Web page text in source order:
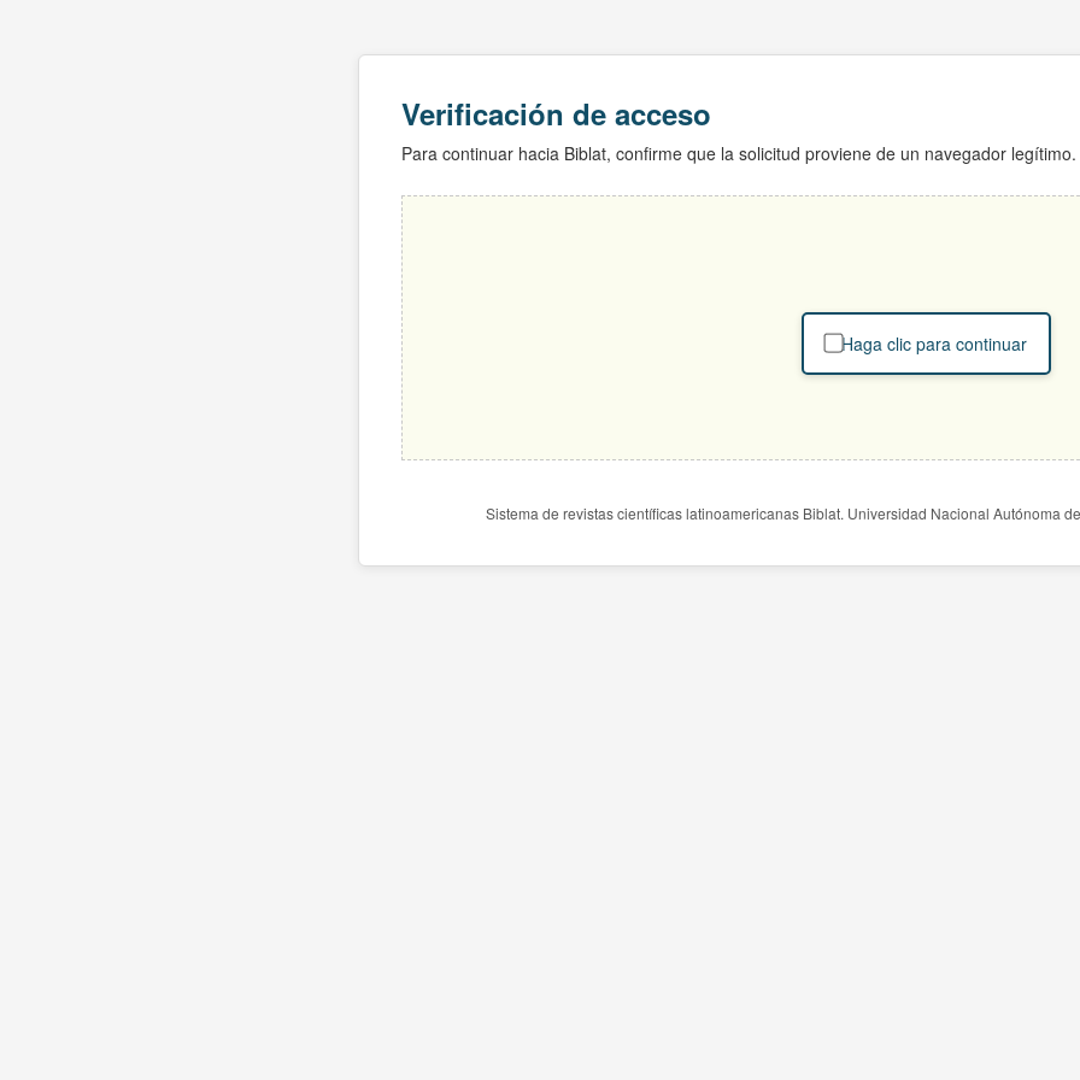
Verificación de acceso
Para continuar hacia Biblat, confirme que la solicitud proviene de un navegador legítimo.
Haga clic para continuar
Sistema de revistas científicas latinoamericanas Biblat. Universidad Nacional Autónoma